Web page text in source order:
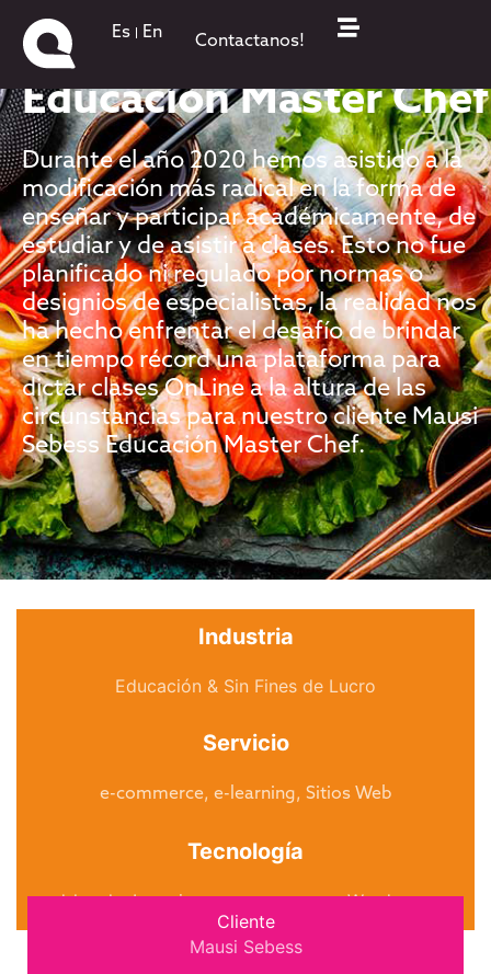
Es En Contactanos!
Educación Master Chef
Durante el año 2020 hemos asistido a la
modificación más radical en la forma de
enseñar y participar académicamente, de
estudiar y de asistir a clases. Esto no fue
planificado ni regulado por normas o
designios de especialistas, la realidad nos
ha hecho enfrentar el desafío de brindar
en tiempo récord una plataforma para
dictar clases OnLine a la altura de las
circunstancias para nuestro cliente Mausi
Sebess Educación Master Chef.
Industria
Educación & Sin Fines de Lucro
Servicio
e-commerce, e-learning, Sitios Web
Tecnología
d-local,eLearning,woocommerce,Wordpress
Cliente
Mausi Sebess